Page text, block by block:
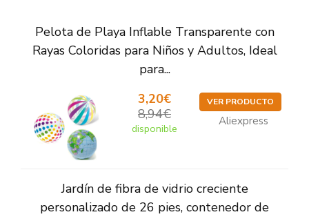
Pelota de Playa Inflable Transparente con
Rayas Coloridas para Niños y Adultos, Ideal
para...
3,20€
8,94€
disponible
VER PRODUCTO
Aliexpress
Jardín de fibra de vidrio creciente
personalizado de 26 pies, contenedor de